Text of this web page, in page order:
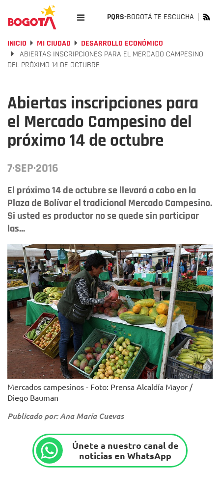
PQRS-BOGOTÁ TE ESCUCHA
INICIO MI CIUDAD
DESARROLLO ECONÓMICO
ABIERTAS INSCRIPCIONES PARA EL MERCADO CAMPESINO
DEL PRÓXIMO 14 DE OCTUBRE
Abiertas inscripciones para
el Mercado Campesino del
próximo 14 de octubre
7·SEP·2016
El próximo 14 de octubre se llevará a cabo en la
Plaza de Bolívar el tradicional Mercado Campesino.
Si usted es productor no se quede sin participar
las...
Mercados campesinos - Foto: Prensa Alcaldía Mayor /
Diego Bauman
Publicado por: Ana María Cuevas
Únete a nuestro canal de
noticias en WhatsApp